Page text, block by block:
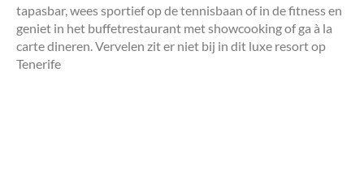
tapasbar, wees sportief op de tennisbaan of in de fitness en
geniet in het buffetrestaurant met showcooking of ga à la
carte dineren. Vervelen zit er niet bij in dit luxe resort op
Tenerife